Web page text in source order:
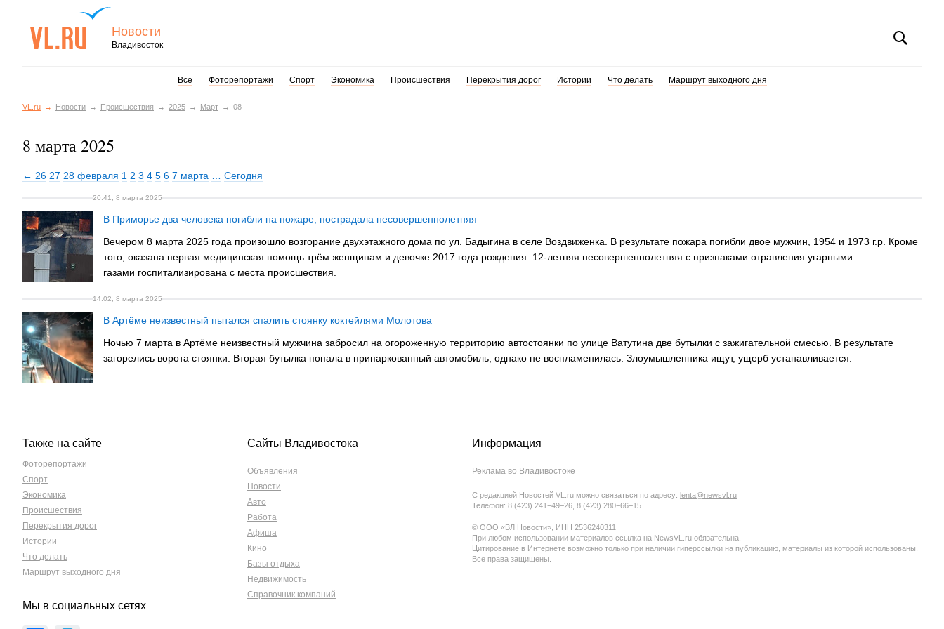
Новости
Владивосток
Все Фоторепортажи Спорт Экономика Происшествия Перекрытия дорог Истории Что делать Маршрут выходного дня
VL.ru Новости Происшествия 2025 Март 08
8 марта 2025
← 26 27 28 февраля 1 2 3 4 5 6 7 марта Сегодня
20:41, 8 марта 2025
В Приморье два человека погибли на пожаре, пострадала несовершеннолетняя
Вечером 8 марта 2025 года произошло возгорание двухэтажного дома по ул. Бадыгина в селе Воздвиженка. В результате пожара погибли двое мужчин, 1954 и 1973 г.р. Кроме
того, оказана первая медицинская помощь трëм женщинам и девочке 2017 года рождения. 12-летняя несовершеннолетняя с признаками отравления угарными
газами госпитализирована с места происшествия.
14:02, 8 марта 2025
В Артёме неизвестный пытался спалить стоянку коктейлями Молотова
Ночью 7 марта в Артёме неизвестный мужчина забросил на огороженную территорию автостоянки по улице Ватутина две бутылки с зажигательной смесью. В результате
загорелись ворота стоянки. Вторая бутылка попала в припаркованный автомобиль, однако не воспламенилась. Злоумышленника ищут, ущерб устанавливается.
Также на сайте
Фоторепортажи
Спорт
Экономика
Происшествия
Перекрытия дорог
Истории
Что делать
Маршрут выходного дня
Мы в социальных сетях
Сайты Владивостока
Объявления
Новости
Авто
Работа
Афиша
Кино
Базы отдыха
Недвижимость
Справочник компаний
Информация
Реклама во Владивостоке
С редакцией Новостей VL.ru можно связаться по адресу: lenta@newsvl.ru
Телефон: 8 (423) 241−49−26, 8 (423) 280−66−15
© ООО «ВЛ Новости», ИНН 2536240311
При любом использовании материалов ссылка на NewsVL.ru обязательна.
Цитирование в Интернете возможно только при наличии гиперссылки на публикацию, материалы из которой использованы.
Все права защищены.